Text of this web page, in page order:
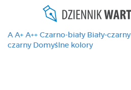
A A+ A++ Czarno-biały Biały-czarny
czarny Domyślne kolory